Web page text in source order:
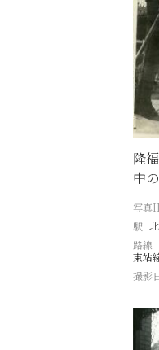
隆
中
写真
駅
路線
東站
撮影